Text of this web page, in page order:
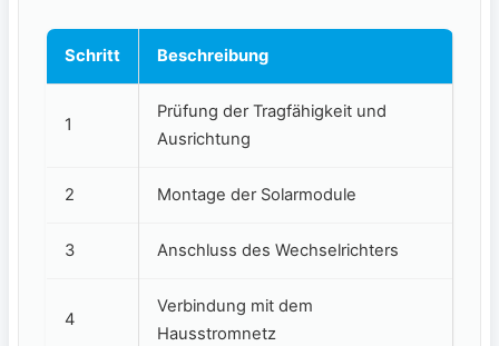
Schritt Beschreibung
1
Prüfung der Tragfähigkeit ⁣und
Ausrichtung
2 Montage‍ der ⁢Solarmodule
3 Anschluss des Wechselrichters
4
Verbindung mit dem
Hausstromnetz